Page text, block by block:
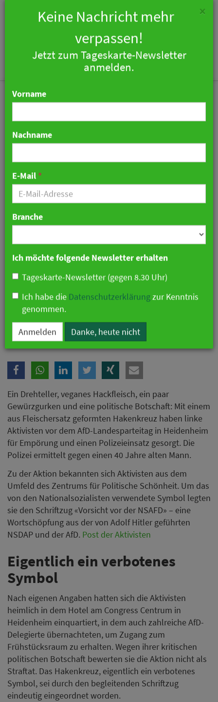
AfD-Hotel
08. Juni 2026 07:13 Uhr
Hakenkreuz aus Hack im AfD-Hotel. Symbolfoto
Ein Drehteller, veganes Hackfleisch, ein paar
Gewürzgurken und eine politische Botschaft: Mit einem
aus Fleischersatz geformten Hakenkreuz haben linke
Aktivisten vor dem AfD-Landesparteitag in Heidenheim
für Empörung und einen Polizeieinsatz gesorgt. Die
Polizei ermittelt gegen einen 40 Jahre alten Mann.
Zu der Aktion bekannten sich Aktivisten aus dem
Umfeld des Zentrums für Politische Schönheit. Um das
von den Nationalsozialisten verwendete Symbol legten
sie den Schriftzug «Vorsicht vor der NSAFD» – eine
Wortschöpfung aus der von Adolf Hitler geführten
NSDAP und der AfD. Post der Aktivisten
Eigentlich ein verbotenes
Symbol
Nach eigenen Angaben hatten sich die Aktivisten
heimlich in dem Hotel am Congress Centrum in
Heidenheim einquartiert, in dem auch zahlreiche AfD-
Delegierte übernachteten, um Zugang zum
Frühstücksraum zu erhalten. Wegen ihrer kritischen
politischen Botschaft bewerten sie die Aktion nicht als
Straftat. Das Hakenkreuz, eigentlich ein verbotenes
Symbol, sei durch den begleitenden Schriftzug
eindeutig eingeordnet worden.
×
Keine Nachricht mehr
verpassen!
Jetzt zum Tageskarte-Newsletter
anmelden.
Vorname
Nachname
E-Mail*
Branche
Ich möchte folgende Newsletter erhalten
Tageskarte-Newsletter (gegen 8.30 Uhr)
Ich habe die Datenschutzerklärungzur Kenntnis
genommen.
Anmelden Danke, heute nicht